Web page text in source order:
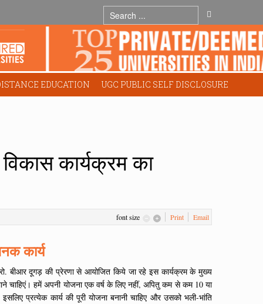
EDUCATION UGC PUBLIC SELF DISCLOSURE
कार्यक्रम का
font size Print Email
कार्य
बीआर दूगड़ की प्रेरणा से आयोजित किये जा रहे इस कार्यक्रम के मुख्य
चाहिएं। हमें अपनी योजना एक वर्ष के लिए नहीं, अपितु कम से कम 10 या
प्रत्येक कार्य की पूरी योजना बनानी चाहिए और उसको भली-भांति